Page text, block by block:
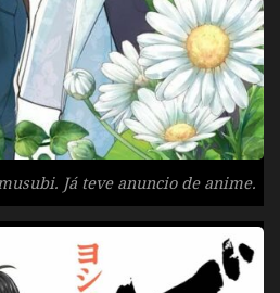
Já teve anuncio de anime.